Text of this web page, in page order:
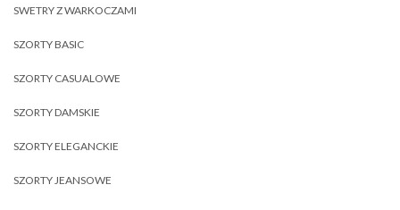
SWETRY Z WARKOCZAMI
SZORTY BASIC
SZORTY CASUALOWE
SZORTY DAMSKIE
SZORTY ELEGANCKIE
SZORTY JEANSOWE